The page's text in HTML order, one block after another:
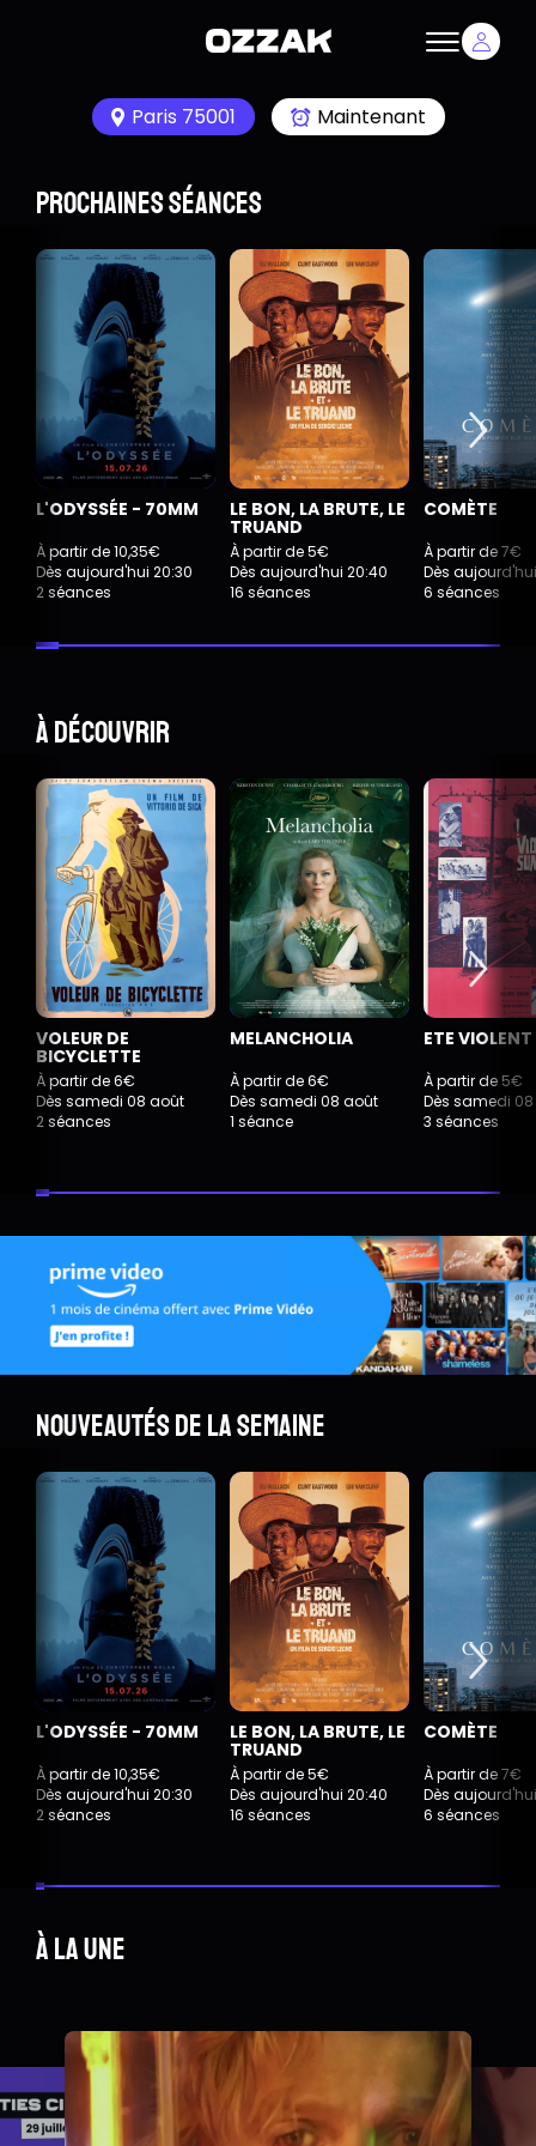
Paris 75001 Maintenant
Prochaines séances
L'ODYSSÉE - 70MM
À partir de 10,35€
Dès aujourd'hui 20:30
2 séances
LE BON, LA BRUTE, LE
TRUAND
À partir de 5€
Dès aujourd'hui 20:40
16 séances
COMÈTE
À partir de 7€
Dès
6 séances
À découvrir
VOLEUR DE
BICYCLETTE
À partir de 6€
Dès samedi 08 août
2 séances
MELANCHOLIA
À partir de 6€
Dès samedi 08 août
1 séance
ETE VIOLENT
À partir de 5€
Dès samedi
3 séances
Nouveautés de la semaine
L'ODYSSÉE - 70MM
À partir de 10,35€
Dès aujourd'hui 20:30
2 séances
LE BON, LA BRUTE, LE
TRUAND
À partir de 5€
Dès aujourd'hui 20:40
16 séances
COMÈTE
À partir de 7€
Dès
6 séances
À la une